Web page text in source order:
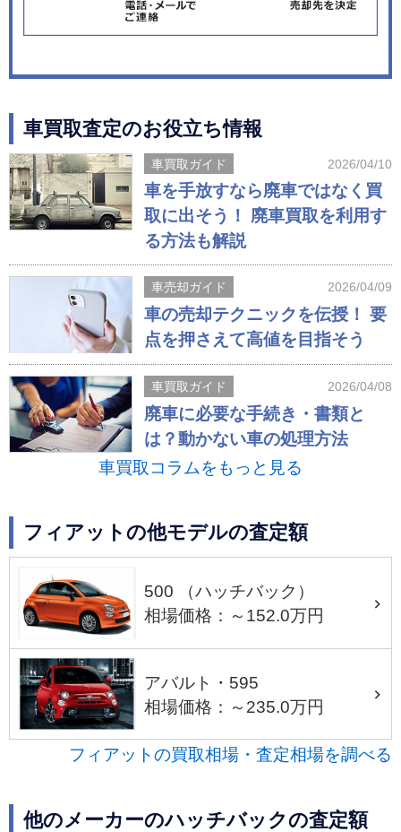
車買取査定のお役立ち情報
車買取ガイド 2026/04/10
車を手放すなら廃車ではなく買
取に出そう！ 廃車買取を利用す
る方法も解説
車売却ガイド 2026/04/09
車の売却テクニックを伝授！ 要
点を押さえて高値を目指そう
車買取ガイド 2026/04/08
廃車に必要な手続き・書類と
は？動かない車の処理方法
車買取コラムをもっと見る
フィアットの他モデルの査定額
500 （ハッチバック）
相場価格：～152.0万円
アバルト・595
相場価格：～235.0万円
フィアットの買取相場・査定相場を調べる
他のメーカーのハッチバックの査定額